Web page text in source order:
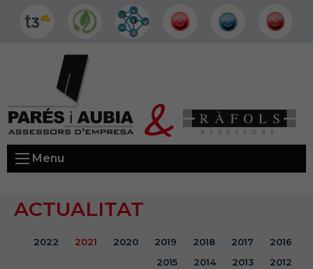
Menu
ACTUALITAT
2022 2021 2020 2019 2018 2017
2016
2015
2014 2013 2012